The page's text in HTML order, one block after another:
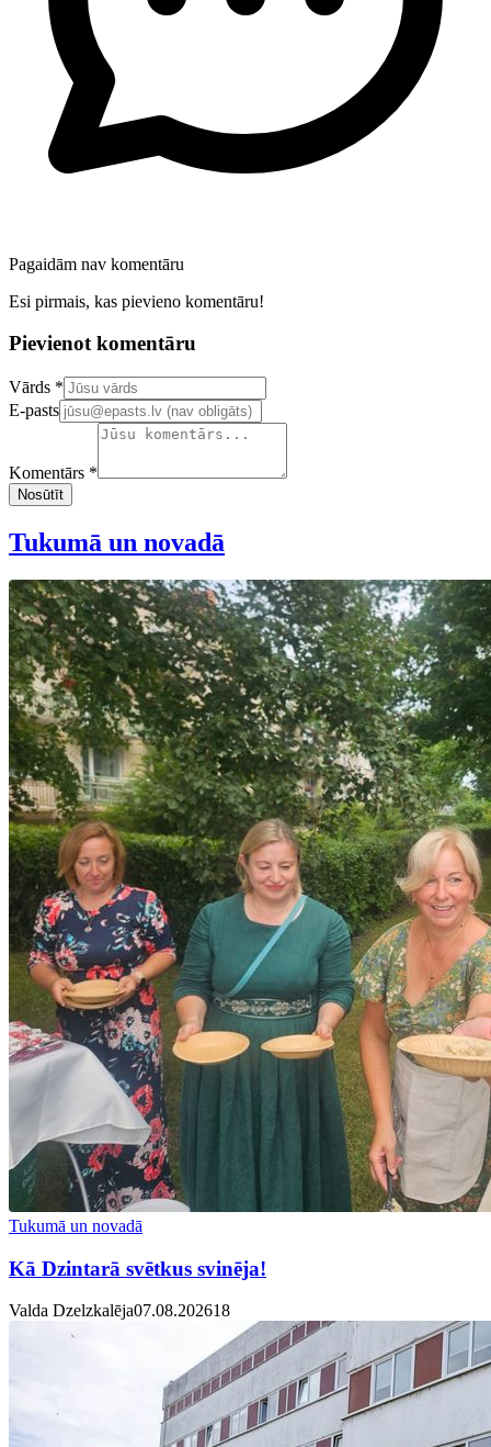
Pagaidām nav komentāru
Esi pirmais, kas pievieno komentāru!
Pievienot komentāru
Confirm your email address
Vārds *
E-pasts
Komentārs *
Nosūtīt
Tukumā un novadā
Tukumā un novadā
Kā Dzintarā svētkus svinēja!
Valda Dzelzkalēja07.08.202618